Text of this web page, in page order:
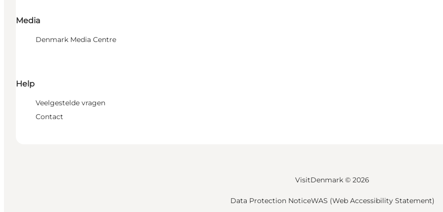
Media
Denmark Media Centre
Help
Veelgestelde vragen
Contact
VisitDenmark © 2026
Data Protection NoticeWAS (Web Accessibility Statement)